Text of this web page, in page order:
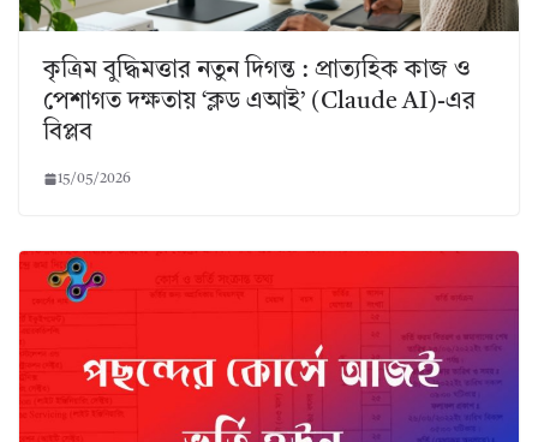
কৃত্রিম বুদ্ধিমত্তার নতুন দিগন্ত : প্রাত্যহিক কাজ ও
পেশাগত দক্ষতায় ‘ক্লড এআই’ (Claude AI)-এর
বিপ্লব
15/05/2026